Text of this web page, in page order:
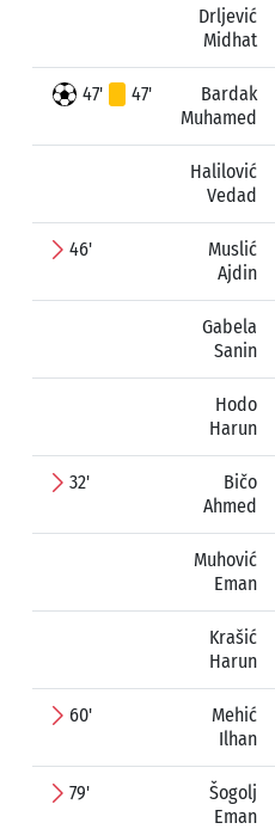
Drljević
Midhat
47' 47'
Bardak
Muhamed
Halilović
Vedad
46'
Muslić
Ajdin
Gabela
Sanin
Hodo
Harun
32'
Bičo
Ahmed
Muhović
Eman
Krašić
Harun
60'
Mehić
Ilhan
79'
Šogolj
Eman